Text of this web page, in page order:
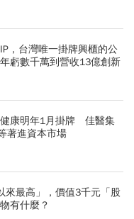
，台灣唯一掛牌興櫃的公
虧數千萬到營收13億創新
康明年1月掛牌 佳醫集
著進資本市場
來最高」，價值3千元「股
有什麼？